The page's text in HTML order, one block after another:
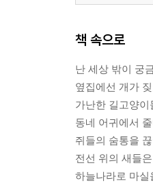
책 속으로
난 세상 밖이 궁
옆집에선 개가
가난한 길고양
동네 어귀에서
쥐들의 숨통을
전선 위의 새들
하늘나라로 마실